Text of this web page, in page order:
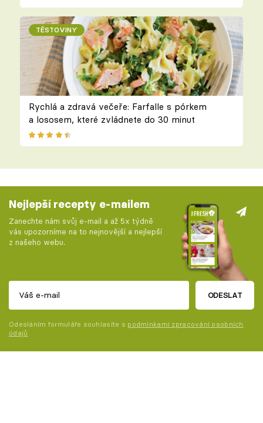
TĚSTOVINY
Rychlá a zdravá večeře: Farfalle s pórkem
a lososem, které zvládnete do 30 minut
Nejlepší recepty e-mailem
Zanechte nám svůj e-mail a až 5x týdně
vás upozorníme na to nejnovější a nejlepší
z našeho webu.
ODESLAT
Odesláním formuláře souhlasíte s podmínkami zpracování osobních
údajů